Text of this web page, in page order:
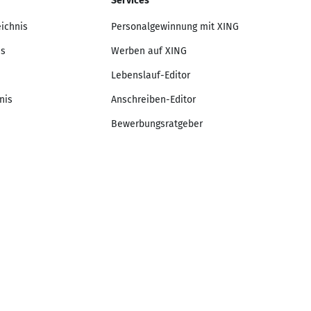
Personalgewinnung mit XING
Werben auf XING
Lebenslauf-Editor
Anschreiben-Editor
Bewerbungsratgeber